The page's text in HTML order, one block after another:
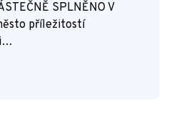
SPLNĚNO V
příležitostí